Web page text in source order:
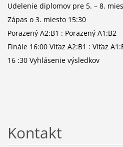
Udelenie diplomov pre 5. – 8.
Zápas o 3. miesto 15:30
Porazený A2:B1 : Porazený A1:B2
Finále 16:00 Víťaz A2:B1 : Víťaz
16 :30 Vyhlásenie výsledkov
Kontakt